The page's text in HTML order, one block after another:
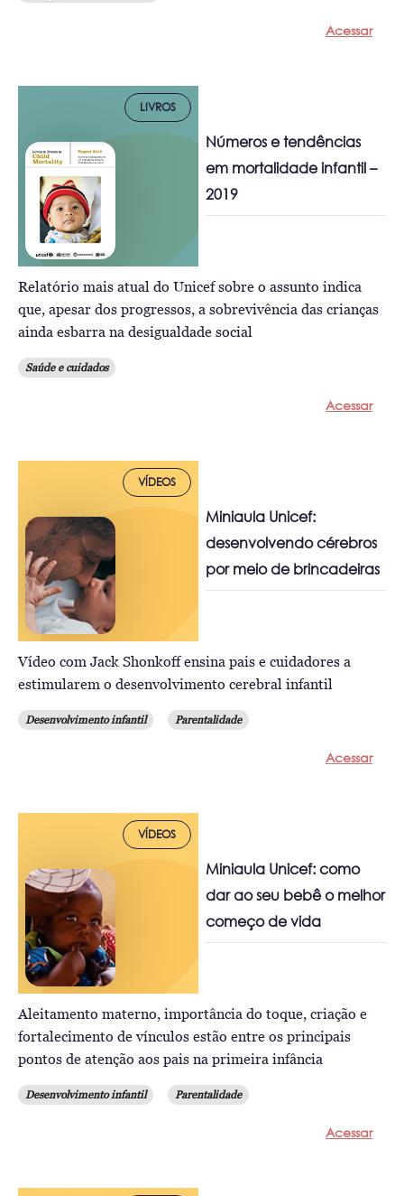
Acessar
LIVROS
Números e tendências
em mortalidade infantil –
2019
Relatório mais atual do Unicef sobre o assunto indica
que, apesar dos progressos, a sobrevivência das crianças
ainda esbarra na desigualdade social
Saúde e cuidados
Acessar
VÍDEOS
Miniaula Unicef:
desenvolvendo cérebros
por meio de brincadeiras
Vídeo com Jack Shonkoff ensina pais e cuidadores a
estimularem o desenvolvimento cerebral infantil
Desenvolvimento infantil Parentalidade
Acessar
VÍDEOS
Miniaula Unicef: como
dar ao seu bebê o melhor
começo de vida
Aleitamento materno, importância do toque, criação e
fortalecimento de vínculos estão entre os principais
pontos de atenção aos pais na primeira infância
Desenvolvimento infantil Parentalidade
Acessar